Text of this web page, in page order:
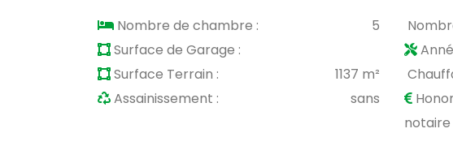
Nombre de chambre : 5
Surface de Garage :
Surface Terrain :
1137 m²
Assainissement :
sans
notaire